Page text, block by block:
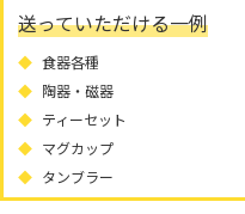
送っていただける一例
食器各種
陶器・磁器
ティーセット
マグカップ
タンブラー